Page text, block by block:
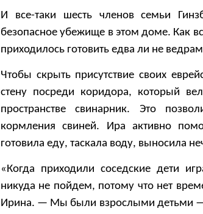
И все-таки шесть членов семьи
безопасное убежище в этом доме. Как
приходилось готовить едва ли не
Чтобы скрыть присутствие своих
стену посреди коридора, который
пространстве свинарник. Это
кормления свиней. Ира активно
готовила еду, таскала воду, выносила
«Когда приходили соседские дети
никуда не пойдем, потому что нет
Ирина. — Мы были взрослыми детьми —